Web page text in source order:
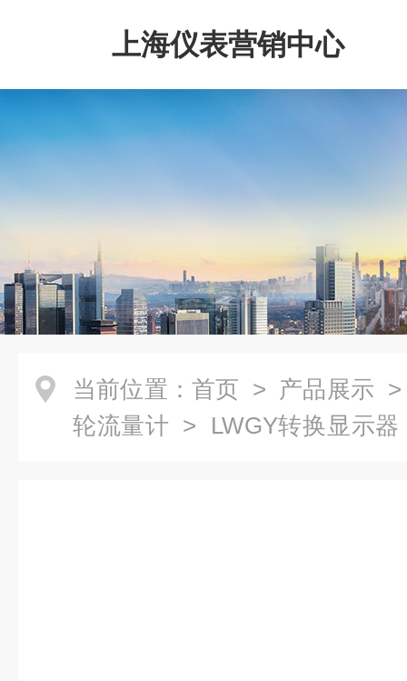
上海仪表营销中心
当前位置： 首页 > 产品展示
轮流量计 > LWGY转换显示器